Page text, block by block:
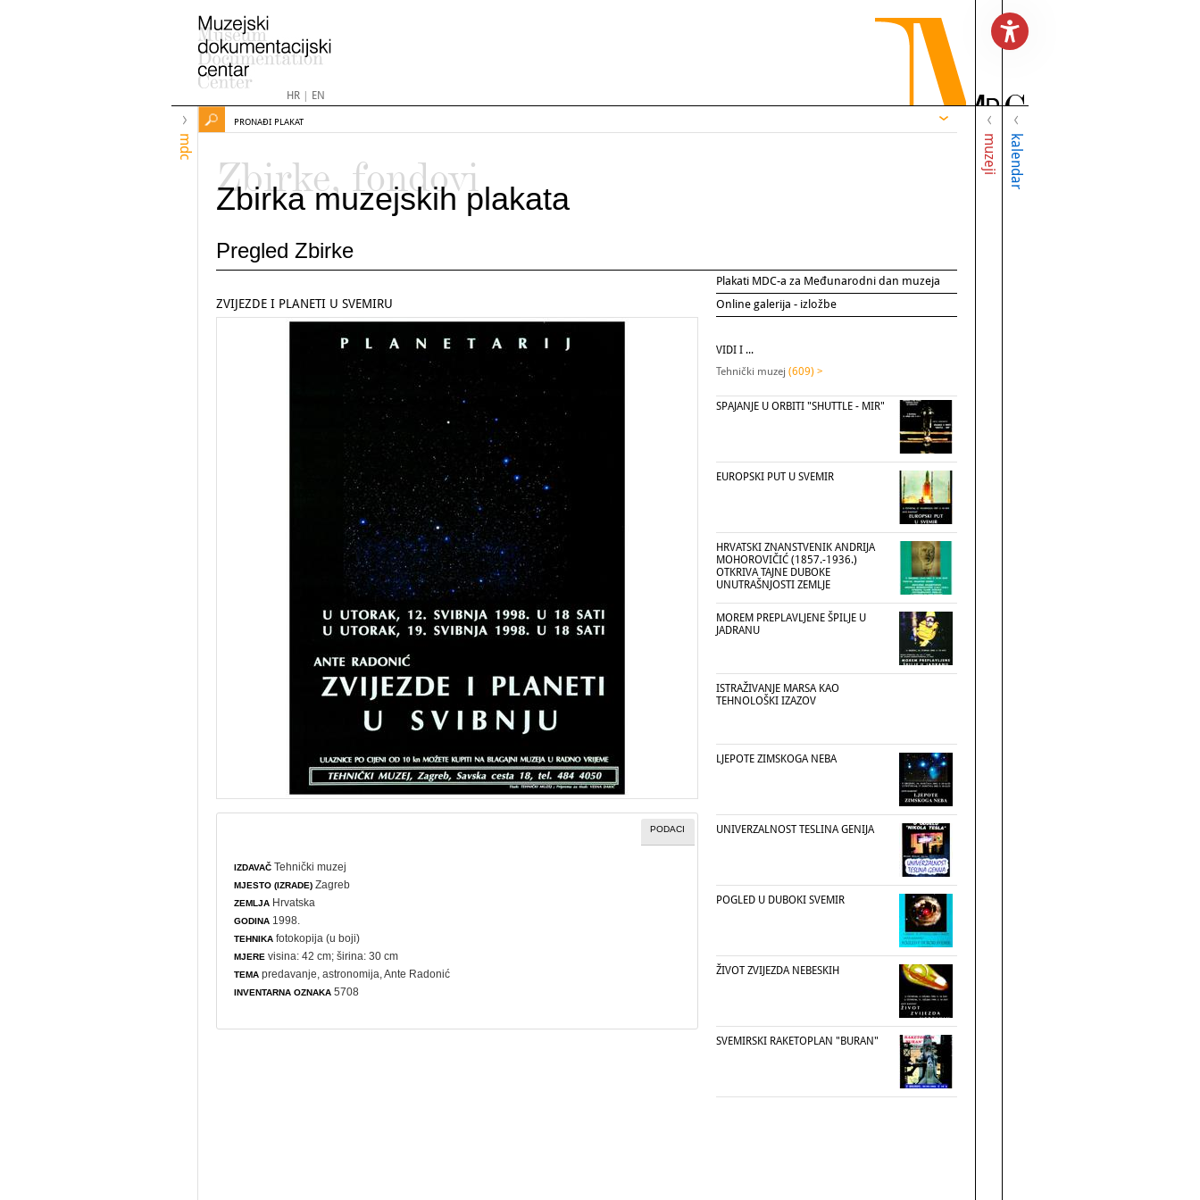
HR| EN
mdc muzeji kalendar
PRONAĐI PLAKAT
Zbirke, fondovi
Zbirka muzejskih plakata
Pregled Zbirke
Plakati MDC-a za Međunarodni dan muzeja
Online galerija - izložbe
ZVIJEZDE I PLANETI U SVEMIRU
PODACI
IZDAVAČ Tehnički muzej
MJESTO (IZRADE) Zagreb
ZEMLJA Hrvatska
GODINA 1998.
TEHNIKA fotokopija (u boji)
MJERE visina: 42 cm; širina: 30 cm
TEMA predavanje ,astronomija , Ante Radonić
INVENTARNA OZNAKA 5708
VIDI I ...
Tehnički muzej (609) >
SPAJANJE U ORBITI "SHUTTLE - MIR"
EUROPSKI PUT U SVEMIR
HRVATSKI ZNANSTVENIK ANDRIJA
MOHOROVIČIĆ (1857.-1936.)
OTKRIVA TAJNE DUBOKE
UNUTRAŠNJOSTI ZEMLJE
MOREM PREPLAVLJENE ŠPILJE U
JADRANU
ISTRAŽIVANJE MARSA KAO
TEHNOLOŠKI IZAZOV
LJEPOTE ZIMSKOGA NEBA
UNIVERZALNOST TESLINA GENIJA
POGLED U DUBOKI SVEMIR
ŽIVOT ZVIJEZDA NEBESKIH
SVEMIRSKI RAKETOPLAN "BURAN"